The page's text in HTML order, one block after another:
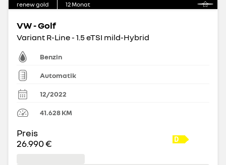
renew gold 12Monat
VW - Golf
Variant R-Line - 1.5 eTSI mild-Hybrid
Benzin
Automatik
12/2022
41.628KM
Preis
26.990 €